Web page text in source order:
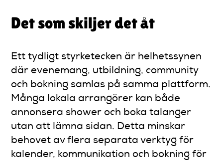
Det som skiljer det åt
Ett tydligt styrketecken är helhetssynen
där evenemang, utbildning, community
och bokning samlas på samma plattform.
Många lokala arrangörer kan både
annonsera shower och boka talanger
utan att lämna sidan. Detta minskar
behovet av flera separata verktyg för
kalender, kommunikation och bokning för